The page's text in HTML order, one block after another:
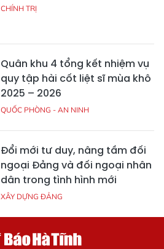
CHÍNH TRỊ
Quân khu 4 tổng kết nhiệm vụ
quy tập hài cốt liệt sĩ mùa khô
2025 – 2026
QUỐC PHÒNG - AN NINH
Đổi mới tư duy, nâng tầm đối
ngoại Đảng và đối ngoại nhân
dân trong tình hình mới
XÂY DỰNG ĐẢNG